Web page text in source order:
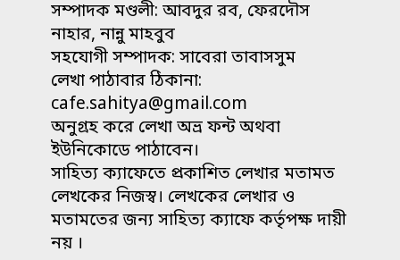
সম্পাদক মণ্ডলী: আবদুর রব, ফেরদৌস
নাহার, নান্নু মাহবুব
সহযোগী সম্পাদক: সাবেরা তাবাসসুম
লেখা পাঠাবার ঠিকানা:
cafe.sahitya@gmail.com
অনুগ্রহ করে লেখা অভ্র ফন্ট অথবা
ইউনিকোডে পাঠাবেন।
সাহিত্য ক্যাফেতে প্রকাশিত লেখার মতামত
লেখকের নিজস্ব। লেখকের লেখার ও
মতামতের জন্য সাহিত্য ক্যাফে কর্তৃপক্ষ দায়ী
নয় ।